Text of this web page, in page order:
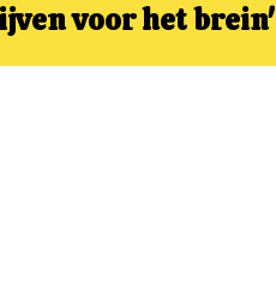
voor het brein'